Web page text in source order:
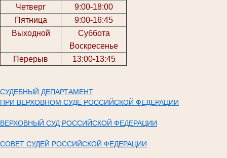
Четверг
9:00-18:00
Пятница
9:00-16:45
Выходной
Суббота
Воскресенье
Перерыв
13:00-13:45
СУДЕБНЫЙ ДЕПАРТАМЕНТ
ПРИ ВЕРХОВНОМ СУДЕ РОССИЙСКОЙ ФЕДЕРАЦИИ
ВЕРХОВНЫЙ СУД РОССИЙСКОЙ ФЕДЕРАЦИИ
СОВЕТ СУДЕЙ РОССИЙСКОЙ ФЕДЕРАЦИИ